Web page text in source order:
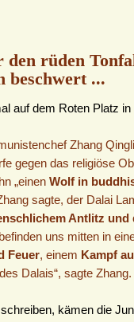
den rüden
beschwert ...
auf dem Roten Platz
Zhang
gegen das religiöse
„einen Wolf in
sagte, der Dalai
Antlitz und
uns mitten in
Feuer, einem Kampf
des Dalais“, sagte Zhang.
kämen die